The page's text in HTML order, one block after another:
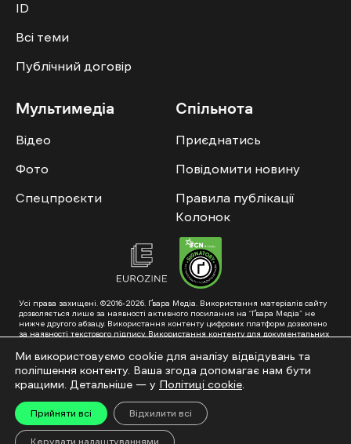
ID
Всі теми
Публічний договір
Мультимедіа
Відео
Фото
Спецпроєкти
Спільнота
Приєднатись
Повідомити новину
Правила публікації
Колонок
Усі права захищені. ©2016-2026. Ґвара Медіа. Використання матеріалів сайту
дозволяється лише за наявності активного посилання на “Ґвара Медіа” не
нижче другого абзацу. Використання контенту цифрових платформ дозволено
за наявності текстового підпису. Використання контенту для документальних
схвалення від редакції.
Суб’єкт у сфері онлайн-медіа; ідентифікатор медіа – R40-01353. Поштова
адреса: ГО «Ґвара Медіа», 61057, Харків, вул. Гоголя, 14, абонентська скринька
№7400
Підкинь нам тему на пошту – hello@gwaramedia.com
Модернізація сайту:
Ми використовуємо cookie для аналізу відвідувань та
поліпшення контенту. Ваша згода допомагає нам бути
кращими. Детальніше — у Політиці cookie
Прийняти всі Відхилити всі
Керувати налаштуваннями